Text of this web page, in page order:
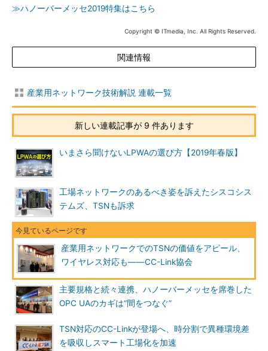
≫ハノーバーメッセ2019特集はこちら
Copyright © ITmedia, Inc. All Rights Reserved.
関連情報
産業用ネットワーク技術解説 連載一覧
新しい連載記事が 9 件あります
いまさら聞けないLPWAの選び方【2019年春版】
工場ネットワークのあるべき姿を訴えたシスコシス
テムズ、TSNも訴求
産業用ネットワークでのTSNの価値をアピール、
ワイヤレス対応も――CC-Link協会
主要規格と続々連携、ハノーバーメッセを席巻した
OPC UAのカギは“間をつなぐ”
TSN対応のCC-Linkが登場へ、時分割で異種環境差
を吸収しスマート工場化を加速